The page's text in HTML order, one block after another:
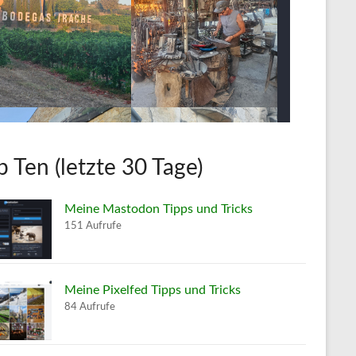
Ten (letzte 30 Tage)
Meine Mastodon Tipps und Tricks
151 Aufrufe
Meine Pixelfed Tipps und Tricks
84 Aufrufe